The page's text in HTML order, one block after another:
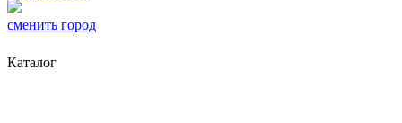
сменить город
Каталог